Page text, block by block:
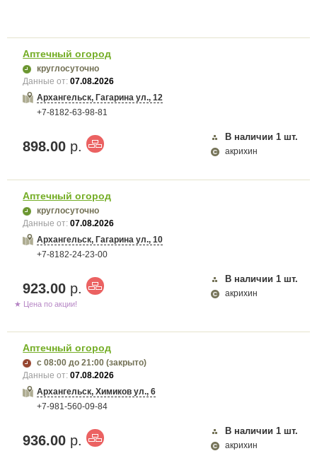
Аптечный огород
круглосуточно
Данные от:07.08.2026
Архангельск, Гагарина ул., 12
+7-8182-63-98-81
898.00 р.
В наличии 1 шт.
акрихин
Аптечный огород
круглосуточно
Данные от:07.08.2026
Архангельск, Гагарина ул., 10
+7-8182-24-23-00
923.00 р.
В наличии 1 шт.
акрихин
★ Цена по акции!
Аптечный огород
с 08:00 до 21:00 (закрыто)
Данные от:07.08.2026
Архангельск, Химиков ул., 6
+7-981-560-09-84
936.00 р.
В наличии 1 шт.
акрихин